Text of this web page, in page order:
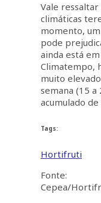
Vale ressaltar
climáticas
momento,
pode
ainda está
Climatempo,
muito
semana (15
acumulado
Tags:
Hortifruti
Fonte:
Cepea/